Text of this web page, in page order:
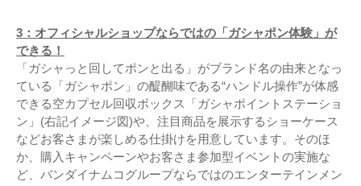
3：オフィシャルショップならではの「ガシャポン体験」が
できる！
「ガシャっと回してポンと出る」がブランド名の由来となっ
ている「ガシャポン」の醍醐味である“ハンドル操作”が体感
できる空カプセル回収ボックス「ガシャポイントステーショ
ン」(右記イメージ図)や、注目商品を展示するショーケース
などお客さまが楽しめる仕掛けを用意しています。そのほ
か、購入キャンペーンやお客さま参加型イベントの実施な
ど、バンダイナムコグループならではのエンターテインメン